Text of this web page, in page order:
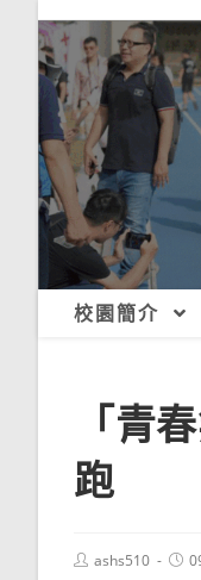
校園簡介
「青
跑
Postashs510
Post